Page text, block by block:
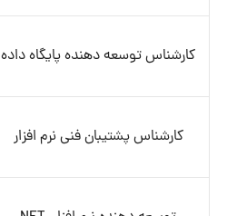
کارشناس توسعه دهنده پایگاه داده
کارشناس پشتیبان فنی نرم افزار